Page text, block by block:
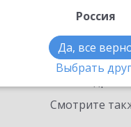
Россия
Да, все
Выбрать
в
Смотрите